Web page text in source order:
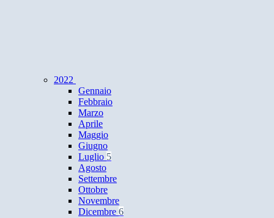
2022
Gennaio
Febbraio
Marzo
Aprile
Maggio
Giugno
Luglio 5
Agosto
Settembre
Ottobre
Novembre
Dicembre 6